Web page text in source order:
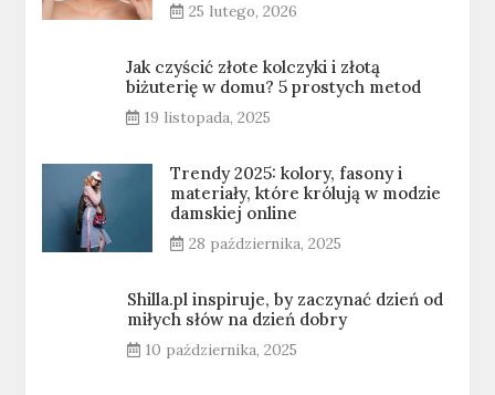
25 lutego, 2026
Jak czyścić złote kolczyki i złotą
biżuterię w domu? 5 prostych metod
19 listopada, 2025
Trendy 2025: kolory, fasony i
materiały, które królują w modzie
damskiej online
28 października, 2025
Shilla.pl inspiruje, by zaczynać dzień od
miłych słów na dzień dobry
10 października, 2025